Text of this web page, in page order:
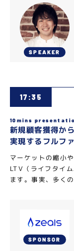
SPEAKER
17:35
10mins
新規顧客獲得か
実現するフルフ
マーケットの縮小
LTV（ライフタイ
ます。事実、多く
SPONSOR